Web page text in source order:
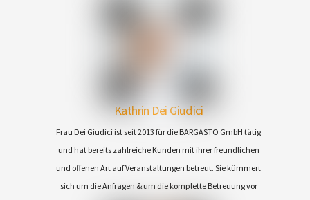
Kathrin Dei Giudici
Frau Dei Giudici ist seit 2013 für die BARGASTO GmbH tätig
und hat bereits zahlreiche Kunden mit ihrer freundlichen
und offenen Art auf Veranstaltungen betreut. Sie kümmert
sich um die Anfragen & um die komplette Betreuung vor